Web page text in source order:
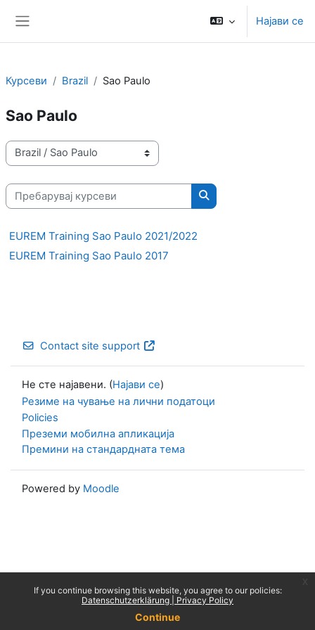
If you continue browsing this website, you agree to our policies:
Datenschutzerklärung | Privacy Policy
Continue
Најави се
Курсеви Brazil Sao Paulo
Sao Paulo
Категории на курсеви
Пребарувај курсеви
Пребарувај курсеви
EUREM Training Sao Paulo 2021/2022
EUREM Training Sao Paulo 2017
Contact site support
Не сте најавени. (Најави се)
Резиме на чување на лични податоци
Policies
Преземи мобилна апликација
Премини на стандардната тема
Powered by Moodle